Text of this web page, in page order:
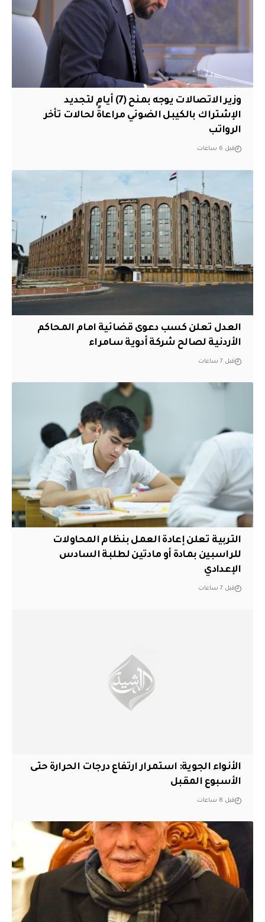
وزير الاتصالات يوجه بمنح (7) أيام لتجديد
الإشتراك بالكيبل الضوئي مراعاةً لحالات تأخر
الرواتب
قبل 6 ساعات
العدل تعلن كسب دعوى قضائية امام المحاكم
الأردنية لصالح شركة أدوية سامراء
قبل 7 ساعات
التربية تعلن إعادة العمل بنظام المحاولات
للراسبين بمادة أو مادتين لطلبة السادس
الإعدادي
قبل 7 ساعات
الأنواء الجوية: استمرار ارتفاع درجات الحرارة حتى
الأسبوع المقبل
قبل 8 ساعات